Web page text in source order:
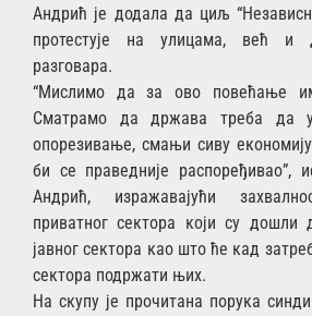
Андрић је додала да циљ
протестује на улицама, већ и
разговара.
“Мислимо да за ово повећање
Сматрамо да држава треба да
опорезивање, смањи сиву
би се праведније распоређивао”,
Андрић, изражавајући
приватног сектора који су дошли
јавног сектора као што ће кад
сектора подржати њих.
На скупу је прочитана порука